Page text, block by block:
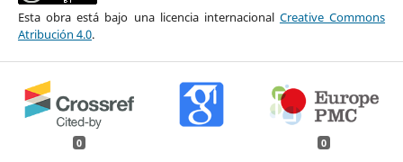
Esta obra está bajo una licencia internacional Creative Commons
Atribución 4.0.
0 0